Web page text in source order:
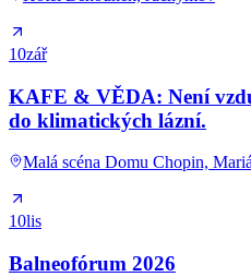
10zář
KAFE & VĚDA: Není
do klimatických lázní.
Malá scéna Domu Chopin,
10lis
Balneofórum 2026